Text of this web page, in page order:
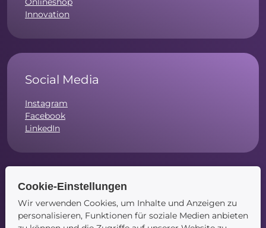
Innovation
Social Media
Instagram
Facebook
LinkedIn
Navigation
Startseite
Cookie-Einstellungen
Wir verwenden Cookies, um Inhalte und Anzeigen zu
personalisieren, Funktionen für soziale Medien anbieten